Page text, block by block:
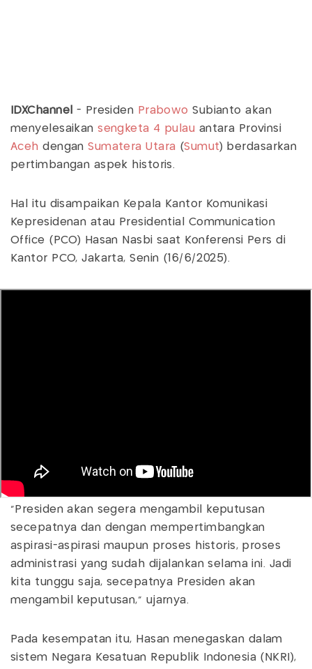
IDXChannel - Presiden Prabowo Subianto akan
menyelesaikan sengketa 4 pulau antara Provinsi
Aceh denganSumatera Utara (Sumut) berdasarkan
pertimbangan aspek historis.
Hal itu disampaikan Kepala Kantor Komunikasi
Kepresidenan atau Presidential Communication
Office (PCO) Hasan Nasbi saat Konferensi Pers di
Kantor PCO, Jakarta, Senin (16/6/2025).
“Presiden akan segera mengambil keputusan
secepatnya dan dengan mempertimbangkan
aspirasi-aspirasi maupun proses historis, proses
administrasi yang sudah dijalankan selama ini. Jadi
kita tunggu saja, secepatnya Presiden akan
mengambil keputusan,” ujarnya.
Pada kesempatan itu, Hasan menegaskan dalam
sistem Negara Kesatuan Republik Indonesia (NKRI),